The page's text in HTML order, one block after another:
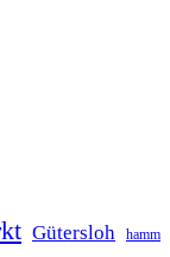
Gütersloh hamm